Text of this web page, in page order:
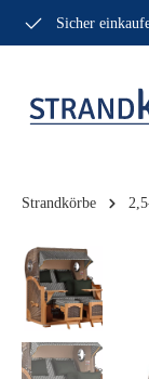
Sicher
Strandkörbe